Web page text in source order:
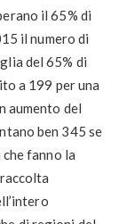
il 65% di
il numero di
del 65% di
a 199 per una
aumento del
ben 345 se
fanno la